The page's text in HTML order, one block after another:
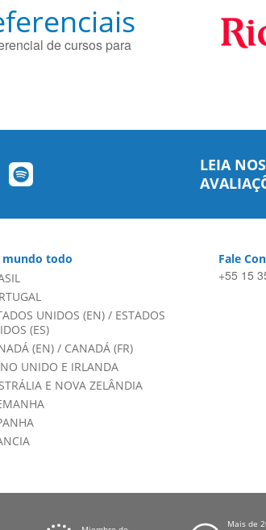
de cursos para
LEIA
mundo todo
UNIDOS (EN)/ ESTADOS
(ES)
(EN)/ CANADÁ (FR)
UNIDO E IRLANDA
E NOVA ZELÂNDIA
Fale
+55 15